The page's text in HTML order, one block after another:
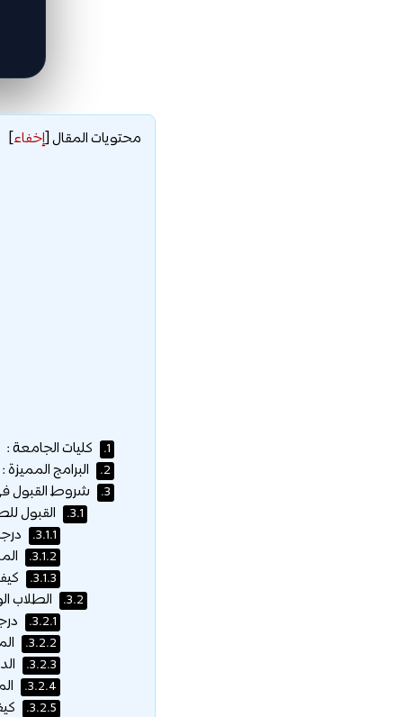
محتويات المقال[إخفاء]
1. كليات الجامعة :
2. البرامج المميزة :
3. شروط القبول
3.1. القبول
3.1.1.
3.1.2.
3.1.3.
3.2. الطلاب
3.2.1.
3.2.2.
3.2.3.
3.2.4.
3.2.5.